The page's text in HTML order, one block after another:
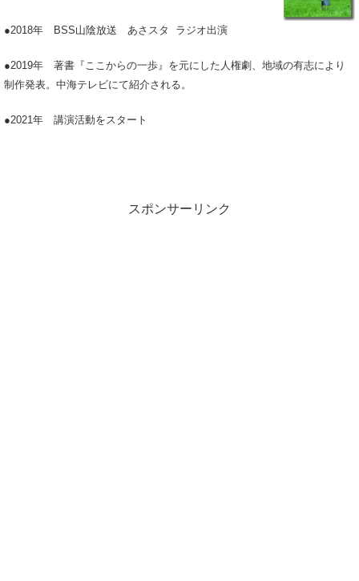
●2018年 BSS山陰放送 あさスタ ラジオ出演
●2019年 著書『ここからの一歩』を元にした人権劇、地域の有志により
制作発表。中海テレビにて紹介される。
●2021年 講演活動をスタート
スポンサーリンク